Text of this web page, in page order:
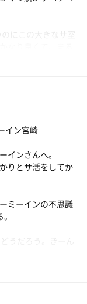
にこの大きなサ室
22〜24度くらいか
気持ちいい。
ら整いました。
イン宮崎
インさんへ。
りとサ活をしてか
ミーインの不思議
うだろう。きーん
ながら夏を感じて